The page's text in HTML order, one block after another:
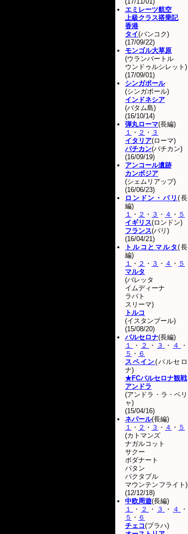
エミレーツ航空
上級クラス搭乗記
香港
タイ(バンコク)
(17/09/22)
モンゴル大草原
(ウランバートル
ウンドゥルシレット)
(17/09/01)
シンガポール
(シンガポール)
インドネシア
(バタム島)
(16/10/14)
弾丸ローマ(長編)
１ ・ ２ ・ ３
イタリア(ローマ)
バチカン(バチカン)
(16/09/19)
アンコール遺跡
カンボジア
(シェムリアップ)
(16/06/23)
ロンドン・パリ(長
編)
１ ・ ２ ・ ３ ・ ４ ・ ５
イギリス(ロンドン)
フランス(パリ)
(16/04/21)
トルコとマルタ(長
編)
１ ・ ２ ・ ３ ・ ４ ・ ５
マルタ
(バレッタ
イムディーナ
ラバト
スリーマ)
トルコ
(イスタンブール)
(15/08/20)
バルセロナ(長編)
１
・ ２ ・ ３ ・ ４
・
５ ・ ６
スペイン(バルセロ
ナ)
★FCバルセロナ観戦
アンドラ
(アンドラ・ラ・ベリ
ャ)
(15/04/16)
ネパール(長編)
１ ・ ２ ・ ３ ・ ４ ・ ５
(カトマンズ
ナガルコット
サクー
ボダナート
パタン
バクタプル
マウンテンフライト)
(12/12/18)
中欧周遊(長編)
１
・ ２ ・ ３ ・ ４
・
５ ・ ６
チェコ(プラハ)